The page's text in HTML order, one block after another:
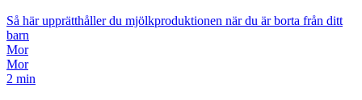
Så här upprätthåller du mjölkproduktionen när du är borta från ditt
barn
Mor
Mor
2 min